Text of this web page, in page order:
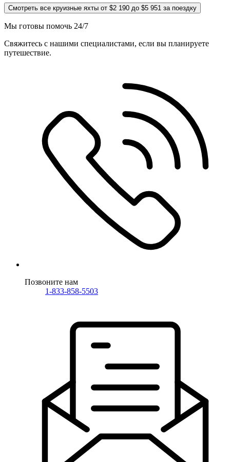
Смотреть все круизные яхты от $2 190 до $5 951 за поездку
Мы готовы помочь 24/7
Свяжитесь с нашими специалистами, если вы планируете
путешествие.
Позвоните нам
1-833-858-5503